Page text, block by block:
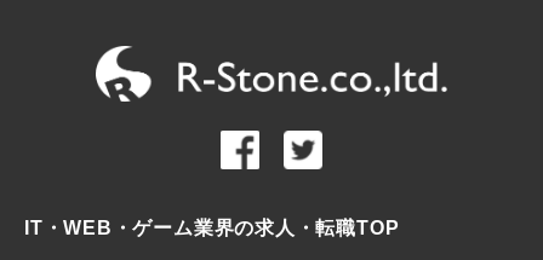
IT・WEB・ゲーム業界の求人・転職TOP